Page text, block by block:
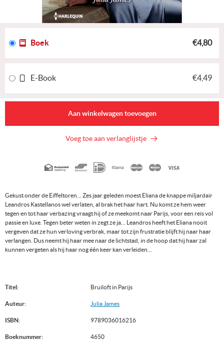
Gekust onder de Eiffeltoren… Zes jaar geleden moest Eliana de knappe miljardair
Leandros Kastellanos wel verlaten, al brak het haar hart. Nu komt ze hem weer
tegen en tot haar verbazing vraagt hij of ze meekomt naar Parijs, voor een reis vol
passie en luxe. Tegen beter weten in zegt ze ja… Leandros heeft het Eliana nooit
vergeven dat ze hun verloving verbrak, maar tot zijn frustratie blijft hij naar haar
verlangen. Dus neemt hij haar mee naar de lichtstad, in de hoop dat hij haar zal
kunnen vergeten als hij haar nog één keer kan verleiden…
Titel: Bruiloft in Parijs
Auteur: Julia James
ISBN: 9789036016216
Boeknummer: 4650
Boek €4,80
E-Book €4,49
Aan winkelwagen toevoegen
Voeg toe aan verlanglijstje
Geaccepteerde